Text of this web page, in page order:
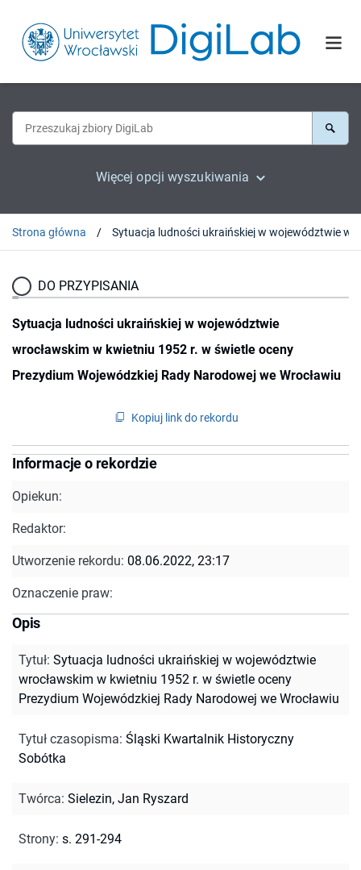
Więcej opcji wyszukiwania
Strona główna
DO PRZYPISANIA
Sytuacja ludności ukraińskiej w województwie
wrocławskim w kwietniu 1952 r. w świetle oceny
Prezydium Wojewódzkiej Rady Narodowej we Wrocławiu
Kopiuj link do rekordu
Informacje o rekordzie
Opiekun:
Redaktor:
Utworzenie rekordu: 08.06.2022, 23:17
Oznaczenie praw:
Opis
Tytuł: Sytuacja ludności ukraińskiej w województwie
wrocławskim w kwietniu 1952 r. w świetle oceny
Prezydium Wojewódzkiej Rady Narodowej we Wrocławiu
Tytuł czasopisma: Śląski Kwartalnik Historyczny
Sobótka
Twórca: Sielezin, Jan Ryszard
Strony: s. 291-294